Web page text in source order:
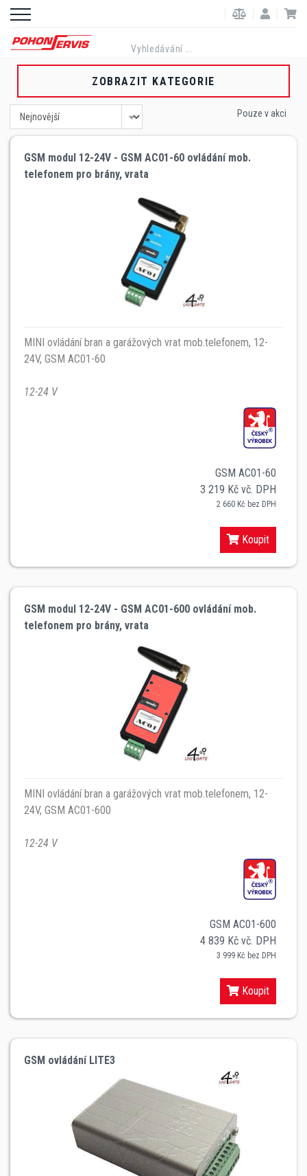
ZOBRAZIT KATEGORIE
Pouze v akci
GSM modul 12-24V - GSM AC01-60 ovládání mob.
telefonem pro brány, vrata
MINI ovládání bran a garážových vrat mob.telefonem, 12-
24V, GSM AC01-60
12-24 V
GSM AC01-60
3 219 Kč vč. DPH
2 660 Kč bez DPH
Koupit
GSM modul 12-24V - GSM AC01-600 ovládání mob.
telefonem pro brány, vrata
MINI ovládání bran a garážových vrat mob.telefonem, 12-
24V, GSM AC01-600
12-24 V
GSM AC01-600
4 839 Kč vč. DPH
3 999 Kč bez DPH
Koupit
GSM ovládání LITE3